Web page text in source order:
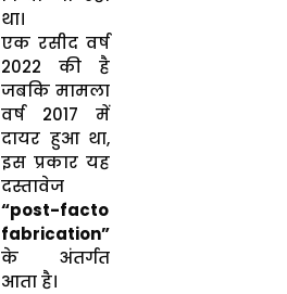
था।
एक रसीद वर्ष
2022 की है
जबकि मामला
वर्ष 2017 में
दायर हुआ था,
इस प्रकार यह
दस्तावेज
“post-facto
fabrication”
के अंतर्गत
आता है।